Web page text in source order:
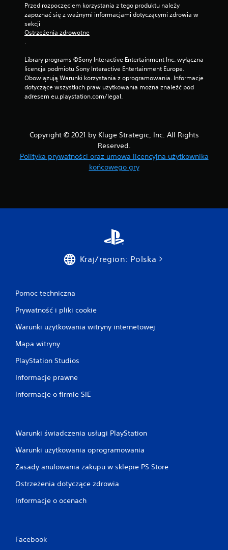
Przed rozpoczęciem korzystania z tego produktu należy
zapoznać się z ważnymi informacjami dotyczącymi zdrowia w
sekcji
Ostrzeżenia zdrowotne
.
Library programs ©Sony Interactive Entertainment Inc. wyłączna
licencja podmiotu Sony Interactive Entertainment Europe.
Obowiązują Warunki korzystania z oprogramowania. Informacje
dotyczące wszystkich praw użytkowania można znaleźć pod
adresem eu.playstation.com/legal.
Copyright © 2021 by Kluge Strategic, Inc. All Rights
Reserved.
Polityka prywatności oraz umowa licencyjna użytkownika
końcowego gry
Kraj/region: Polska
Pomoc techniczna
Prywatność i pliki cookie
Warunki użytkowania witryny internetowej
Mapa witryny
PlayStation Studios
Informacje prawne
Informacje o firmie SIE
Warunki świadczenia usługi PlayStation
Warunki użytkowania oprogramowania
Zasady anulowania zakupu w sklepie PS Store
Ostrzeżenia dotyczące zdrowia
Informacje o ocenach
Facebook